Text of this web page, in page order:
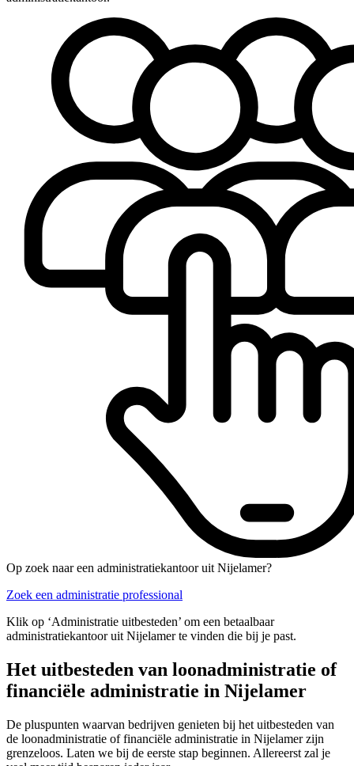
Op zoek naar een administratiekantoor uit Nijelamer?
Zoek een administratie professional
Klik op ‘Administratie uitbesteden’ om een betaalbaar
administratiekantoor uit Nijelamer te vinden die bij je past.
Het uitbesteden van loonadministratie of
financiële administratie in Nijelamer
De pluspunten waarvan bedrijven genieten bij het uitbesteden van
de loonadministratie of financiële administratie in Nijelamer zijn
grenzeloos. Laten we bij de eerste stap beginnen. Allereerst zal je